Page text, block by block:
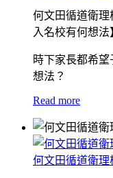
何文田循道衛
入名校有何想法
時下家長都希
想法？
Read more
何文田循道衛